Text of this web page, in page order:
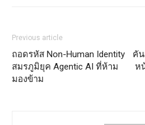
Previous article
ถอดรหัส Non-Human Identity
สมรภูมิยุค Agentic AI ที่ห้าม
มองข้าม
คั
ห